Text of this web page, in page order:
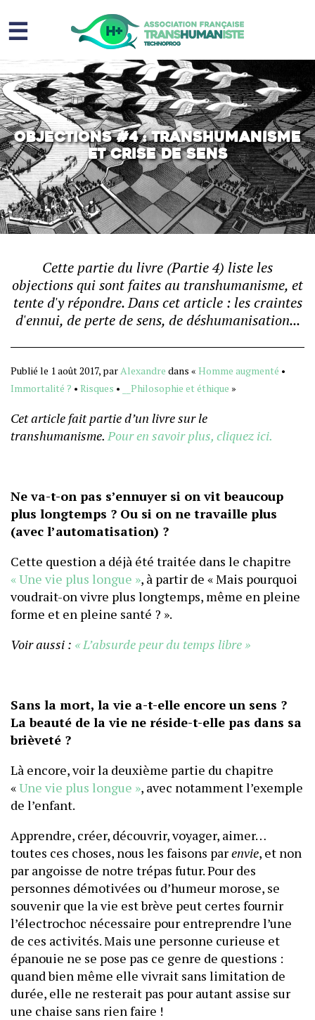
☰
Homme augmenté
Immortalité ?
Question sociale
Risques
L’association
Contact
Objections #4 : Transhumanisme
et crise de sens
Cette partie du livre (Partie 4) liste les
objections qui sont faites au transhumanisme, et
tente d'y répondre. Dans cet article : les craintes
d'ennui, de perte de sens, de déshumanisation...
Publié le 1 août 2017, parAlexandre dans « Homme augmenté •
Immortalité ? • Risques • __Philosophie et éthique »
Cet article fait partie d’un livre sur le
transhumanisme. Pour en savoir plus, cliquez ici.
Ne va-t-on pas s’ennuyer si on vit beaucoup
plus longtemps ? Ou si on ne travaille plus
(avec l’automatisation) ?
Cette question a déjà été traitée dans le chapitre
« Une vie plus longue », à partir de « Mais pourquoi
voudrait-on vivre plus longtemps, même en pleine
forme et en pleine santé ? ».
Voir aussi : « L’absurde peur du temps libre »
Sans la mort, la vie a-t-elle encore un sens ?
La beauté de la vie ne réside-t-elle pas dans sa
brièveté ?
Là encore, voir la deuxième partie du chapitre
«Une vie plus longue », avec notamment l’exemple
de l’enfant.
Apprendre, créer, découvrir, voyager, aimer…
toutes ces choses, nous les faisons parenvie, et non
par angoisse de notre trépas futur. Pour des
personnes démotivées ou d’humeur morose, se
souvenir que la vie est brève peut certes fournir
l’électrochoc nécessaire pour entreprendre l’une
de ces activités. Mais une personne curieuse et
épanouie ne se pose pas ce genre de questions :
quand bien même elle vivrait sans limitation de
durée, elle ne resterait pas pour autant assise sur
une chaise sans rien faire !